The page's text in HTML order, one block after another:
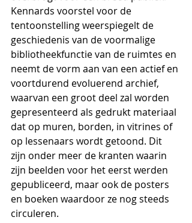
Kennards voorstel voor de
tentoonstelling weerspiegelt de
geschiedenis van de voormalige
bibliotheekfunctie van de ruimtes en
neemt de vorm aan van een actief en
voortdurend evoluerend archief,
waarvan een groot deel zal worden
gepresenteerd als gedrukt materiaal
dat op muren, borden, in vitrines of
op lessenaars wordt getoond. Dit
zijn onder meer de kranten waarin
zijn beelden voor het eerst werden
gepubliceerd, maar ook de posters
en boeken waardoor ze nog steeds
circuleren.